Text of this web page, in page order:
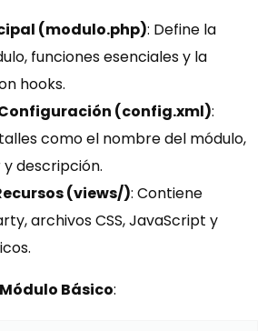
(modulo.php): Define la
funciones esenciales y la
hooks.
(config.xml):
como el nombre del módulo,
descripción.
(views/): Contiene
archivos CSS, JavaScript y
Básico: